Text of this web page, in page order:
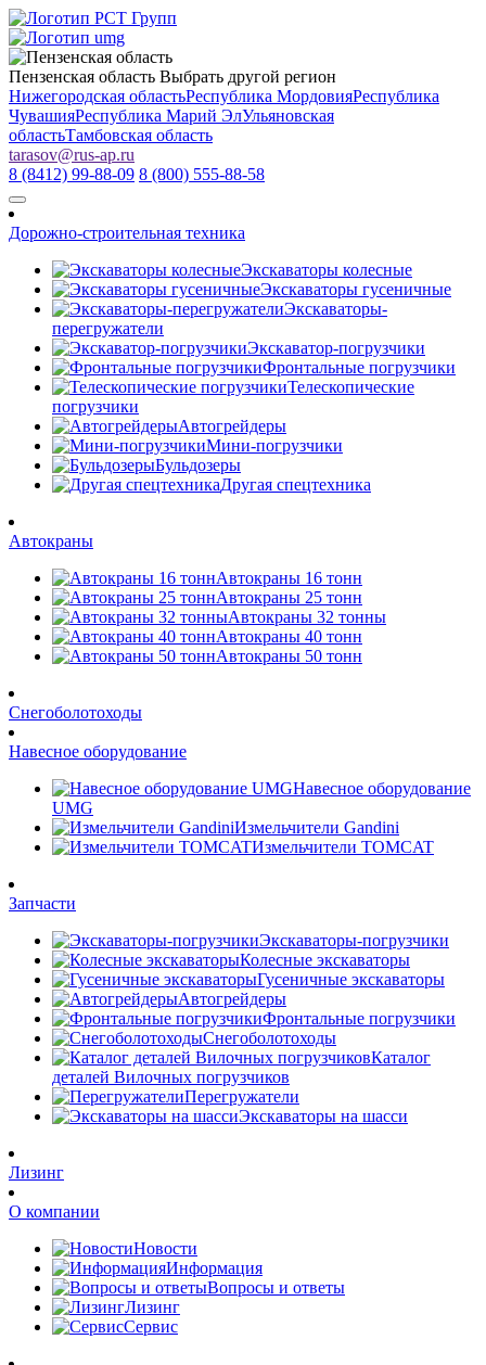
Пензенская область Выбрать другой регион
Нижегородская областьРеспублика МордовияРеспублика
ЧувашияРеспублика Марий ЭлУльяновская
областьТамбовская область
tarasov@rus-ap.ru
8 (8412) 99-88-09 8 (800) 555-88-58
Дорожно-строительная техника
Экскаваторы колесные
Экскаваторы гусеничные
Экскаваторы-
перегружатели
Экскаватор-погрузчики
Фронтальные погрузчики
Телескопические
погрузчики
Автогрейдеры
Мини-погрузчики
Бульдозеры
Другая спецтехника
Автокраны
Автокраны 16 тонн
Автокраны 25 тонн
Автокраны 32 тонны
Автокраны 40 тонн
Автокраны 50 тонн
Снегоболотоходы
Навесное оборудование
Навесное оборудование
UMG
Измельчители Gandini
Измельчители TOMCAT
Запчасти
Экскаваторы-погрузчики
Колесные экскаваторы
Гусеничные экскаваторы
Автогрейдеры
Фронтальные погрузчики
Снегоболотоходы
Каталог
деталей Вилочных погрузчиков
Перегружатели
Экскаваторы на шасси
Лизинг
О компании
Новости
Информация
Вопросы и ответы
Лизинг
Сервис